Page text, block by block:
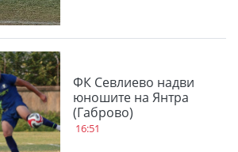
ФК Севлиево надви
юношите на Янтра
(Габрово)
16:51